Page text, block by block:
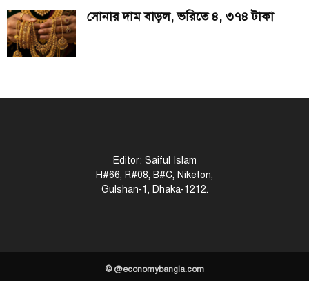
সোনার দাম বাড়ল, ভরিতে ৪, ৩৭৪ টাকা
Editor: Saiful Islam
H#66, R#08, B#C, Niketon,
Gulshan-1, Dhaka-1212.
© @economybangla.com